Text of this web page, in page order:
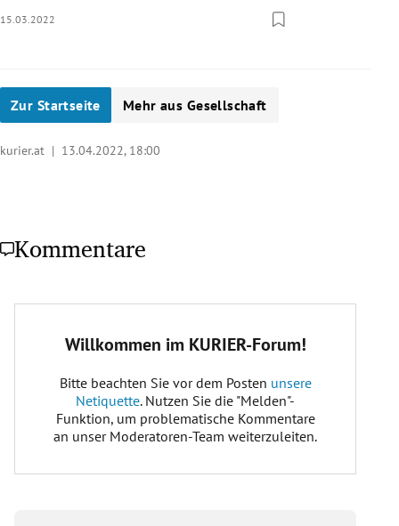
15.03.2022
Zur Startseite Mehr aus Gesellschaft
kurier.at | 13.04.2022, 18:00
Kommentare